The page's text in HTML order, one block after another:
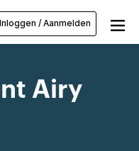
Inloggen / Aanmelden
Airy